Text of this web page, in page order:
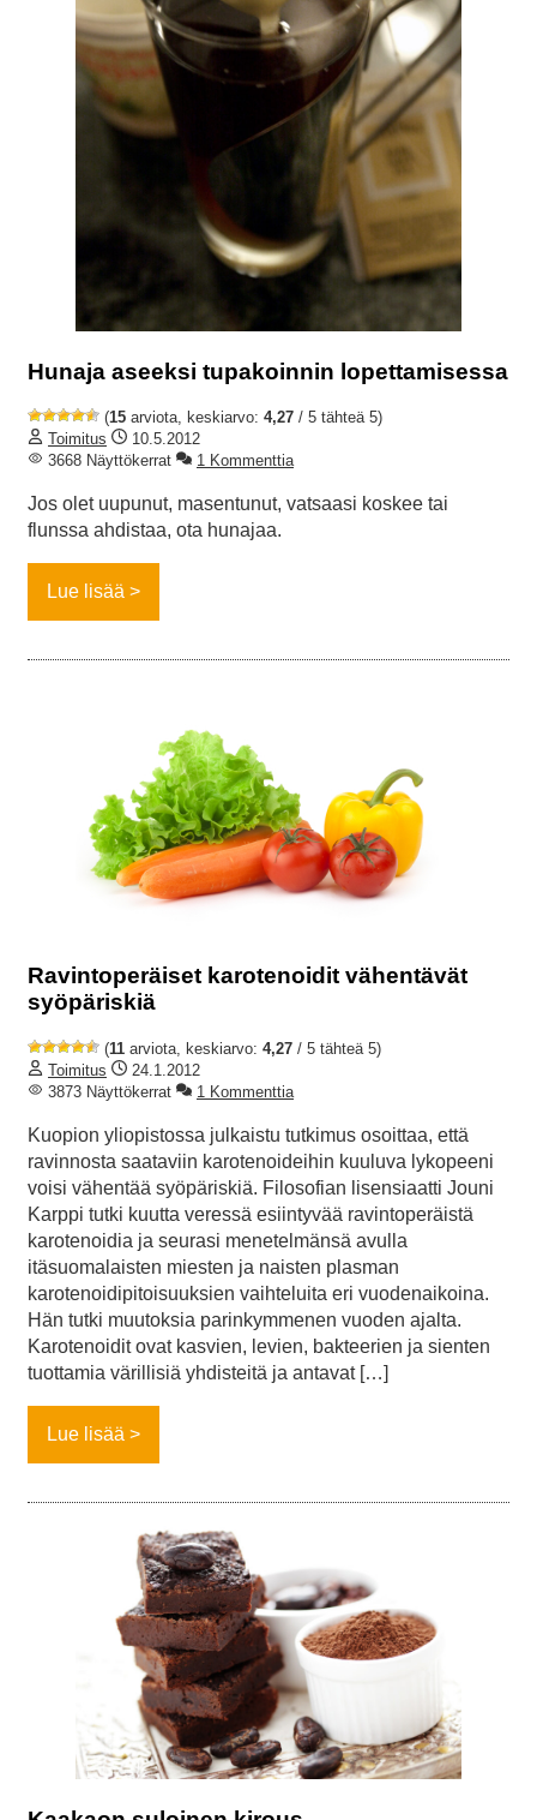
Hunaja aseeksi tupakoinnin lopettamisessa
(15 arviota, keskiarvo: 4,27 / 5 tähteä 5)
Toimitus
10.5.2012
3668 Näyttökerrat
1 Kommenttia
Jos olet uupunut, masentunut, vatsaasi koskee tai
flunssa ahdistaa, ota hunajaa.
Lue lisää
Ravintoperäiset karotenoidit vähentävät
syöpäriskiä
(11 arviota, keskiarvo: 4,27 / 5 tähteä 5)
Toimitus
24.1.2012
3873 Näyttökerrat
1 Kommenttia
Kuopion yliopistossa julkaistu tutkimus osoittaa, että
ravinnosta saataviin karotenoideihin kuuluva lykopeeni
voisi vähentää syöpäriskiä. Filosofian lisensiaatti Jouni
Karppi tutki kuutta veressä esiintyvää ravintoperäistä
karotenoidia ja seurasi menetelmänsä avulla
itäsuomalaisten miesten ja naisten plasman
karotenoidipitoisuuksien vaihteluita eri vuodenaikoina.
Hän tutki muutoksia parinkymmenen vuoden ajalta.
Karotenoidit ovat kasvien, levien, bakteerien ja sienten
tuottamia värillisiä yhdisteitä ja antavat […]
Lue lisää